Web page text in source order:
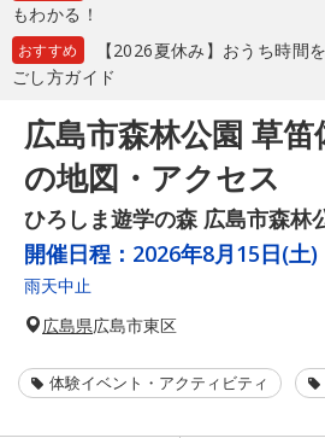
もわかる！
おすすめ
【2026夏休み】おうち時間
ごし方ガイド
広島市森林公園 草笛
の地図・アクセス
ひろしま遊学の森 広島市森林
開催日程： 2026年8月15日(土)
雨天中止
広島県広島市東区
体験イベント・アクティビティ